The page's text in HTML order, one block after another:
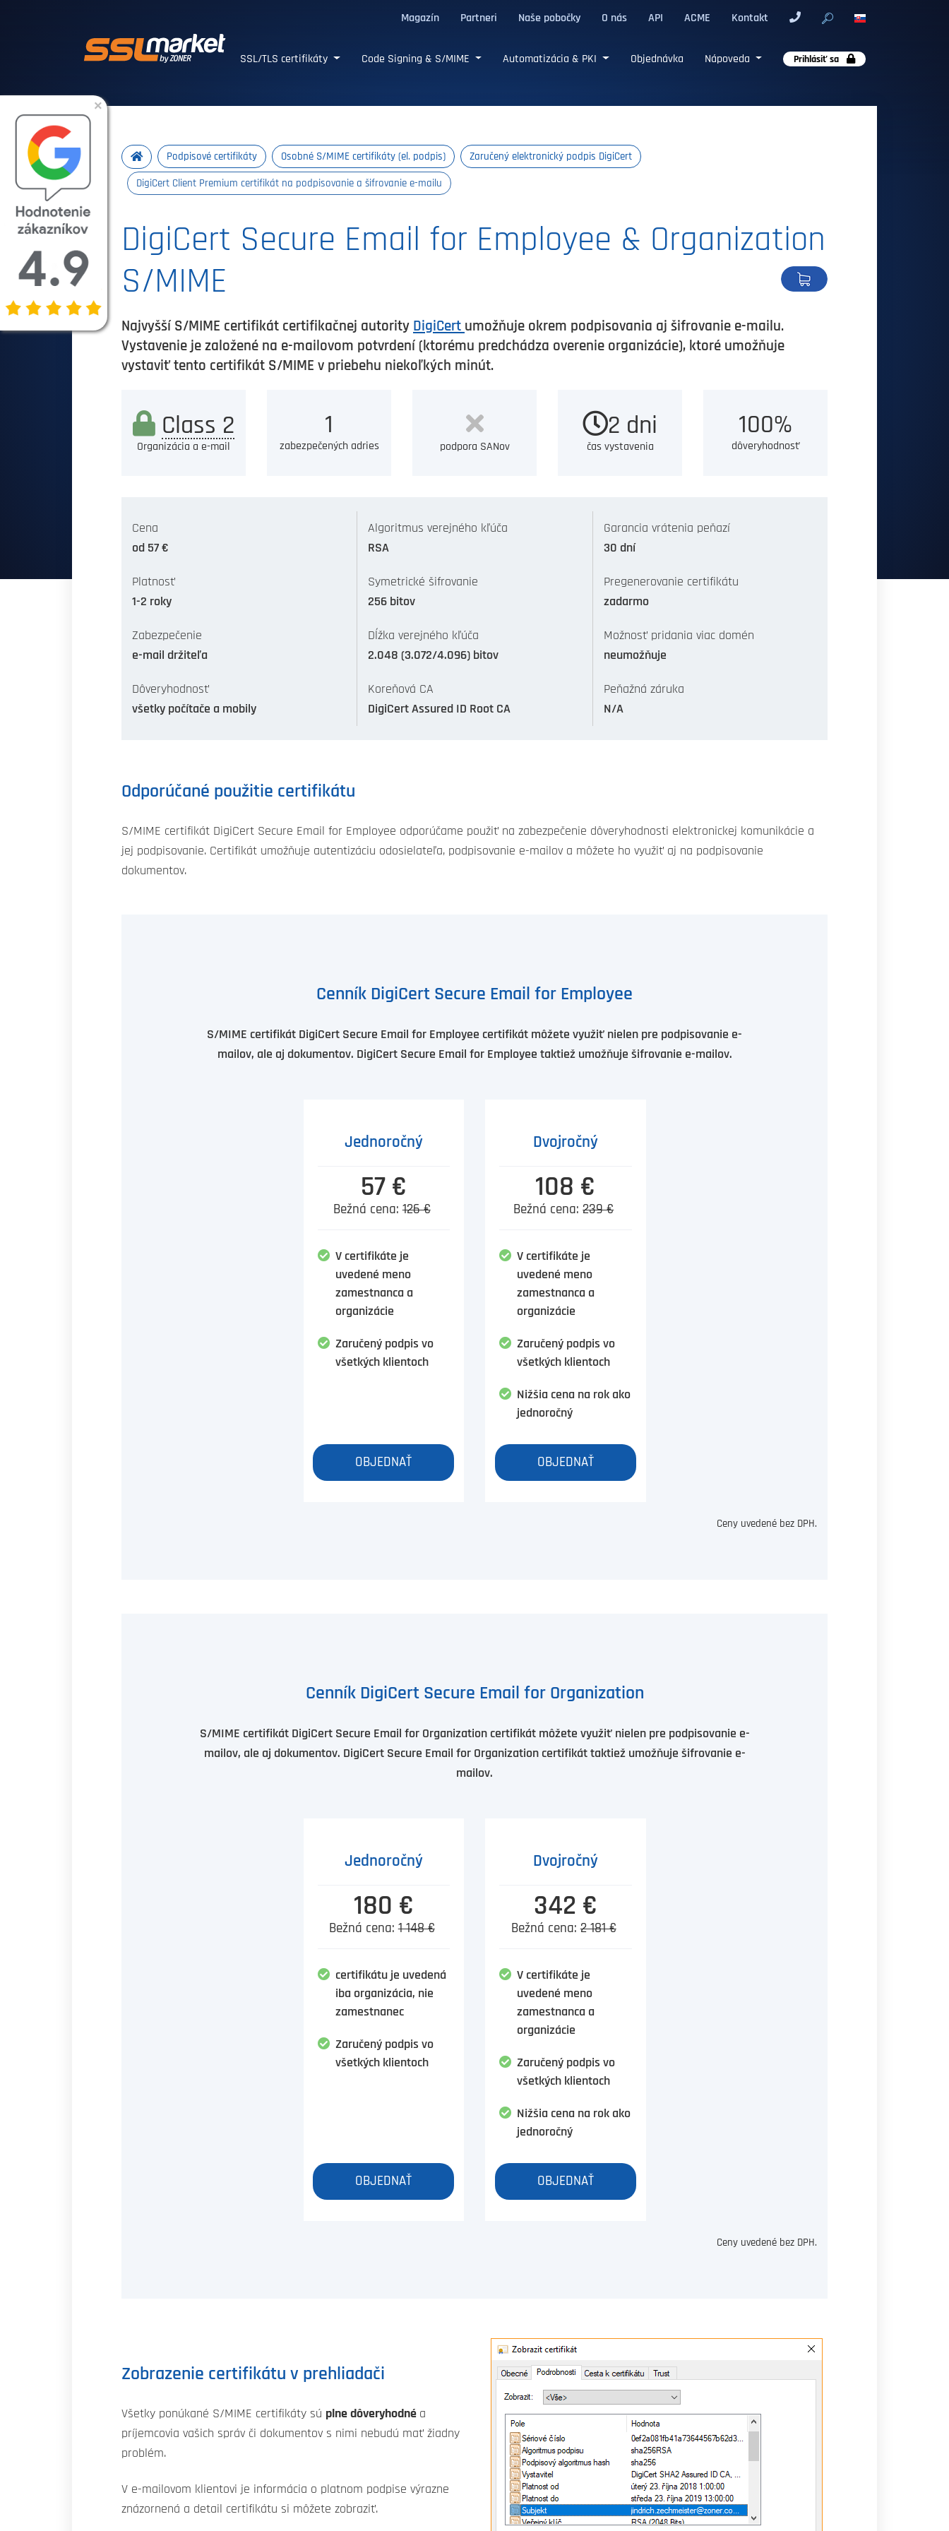
Magazín Partneri Naše pobočky O nás API ACME Kontakt
Dôveryhodné SSL/TLS certifikáty
SSL/TLS certifikáty Code Signing & S/MIME Automatizácia & PKI Objednávka Nápoveda Prihlásiť sa
Podpisové certifikáty Osobné S/MIME certifikáty (el. podpis) Zaručený elektronický podpis DigiCert
DigiCert Client Premium certifikát na podpisovanie a šifrovanie e-mailu
DigiCert Secure Email for Employee & Organization
S/MIME
Najvyšší S/MIME certifikát certifikačnej autority DigiCert umožňuje okrem podpisovania aj šifrovanie e-mailu.
Vystavenie je založené na e-mailovom potvrdení (ktorému predchádza overenie organizácie), ktoré umožňuje
vystaviť tento certifikát S/MIME v priebehu niekoľkých minút.
Class 2
Organizácia a e-mail
1
zabezpečených adries podpora SANov
2 dni
čas vystavenia
100%
dôveryhodnosť
Cena
od 57 €
Platnosť
1-2 roky
Zabezpečenie
e-mail držiteľa
Dôveryhodnosť
všetky počítače a mobily
Algoritmus verejného kľúča
RSA
Symetrické šifrovanie
256 bitov
Dĺžka verejného kľúča
2.048 (3.072/4.096) bitov
Koreňová CA
DigiCert Assured ID Root CA
Garancia vrátenia peňazí
30 dní
Pregenerovanie certifikátu
zadarmo
Možnosť pridania viac domén
neumožňuje
Peňažná záruka
N/A
Odporúčané použitie certifikátu
S/MIME certifikát DigiCert Secure Email for Employee odporúčame použiť na zabezpečenie dôveryhodnosti elektronickej komunikácie a
jej podpisovanie. Certifikát umožňuje autentizáciu odosielateľa, podpisovanie e-mailov a môžete ho využiť aj na podpisovanie
dokumentov.
Cenník DigiCert Secure Email for Employee
S/MIME certifikát DigiCert Secure Email for Employee certifikát môžete využiť nielen pre podpisovanie e-
mailov, ale aj dokumentov. DigiCert Secure Email for Employee taktiež umožňuje šifrovanie e-mailov.
Jednoročný
57 €
Bežná cena:126 €
V certifikáte je
uvedené meno
zamestnanca a
organizácie
Zaručený podpis vo
všetkých klientoch
OBJEDNAŤ
Dvojročný
108 €
Bežná cena:239 €
V certifikáte je
uvedené meno
zamestnanca a
organizácie
Zaručený podpis vo
všetkých klientoch
Nižšia cena na rok ako
jednoročný
OBJEDNAŤ
Ceny uvedené bez DPH.
Cenník DigiCert Secure Email for Organization
S/MIME certifikát DigiCert Secure Email for Organization certifikát môžete využiť nielen pre podpisovanie e-
mailov, ale aj dokumentov. DigiCert Secure Email for Organization certifikát taktiež umožňuje šifrovanie e-
mailov.
Jednoročný
180 €
Bežná cena:1 148 €
certifikátu je uvedená
iba organizácia, nie
zamestnanec
Zaručený podpis vo
všetkých klientoch
OBJEDNAŤ
Dvojročný
342 €
Bežná cena:2 181 €
V certifikáte je
uvedené meno
zamestnanca a
organizácie
Zaručený podpis vo
všetkých klientoch
Nižšia cena na rok ako
jednoročný
OBJEDNAŤ
Ceny uvedené bez DPH.
Zobrazenie certifikátu v prehliadači
Všetky ponúkané S/MIME certifikáty sú plne dôveryhodné a
príjemcovia vašich správ či dokumentov s nimi nebudú mať žiadny
problém.
V e-mailovom klientovi je informácia o platnom podpise výrazne
znázornená a detail certifikátu si môžete zobraziť.
×